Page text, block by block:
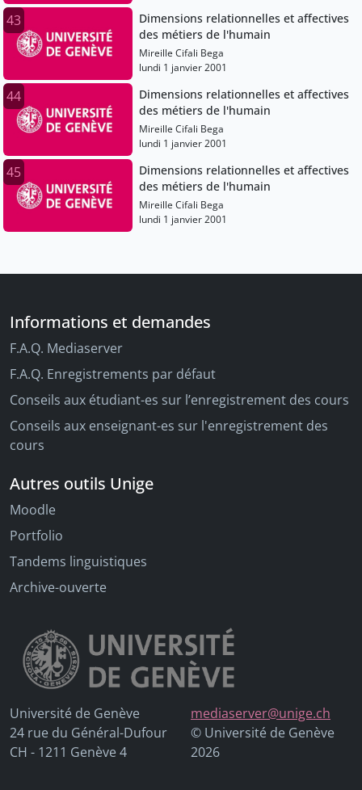
43
Dimensions relationnelles et affectives
des métiers de l'humain
Mireille Cifali Bega
lundi 1 janvier 2001
44
Dimensions relationnelles et affectives
des métiers de l'humain
Mireille Cifali Bega
lundi 1 janvier 2001
45
Dimensions relationnelles et affectives
des métiers de l'humain
Mireille Cifali Bega
lundi 1 janvier 2001
Informations et demandes
F.A.Q. Mediaserver
F.A.Q. Enregistrements par défaut
Conseils aux étudiant-es sur l’enregistrement des cours
Conseils aux enseignant-es sur l'enregistrement des
cours
Autres outils Unige
Moodle
Portfolio
Tandems linguistiques
Archive-ouverte
Université de Genève
24 rue du Général-Dufour
CH - 1211 Genève 4
mediaserver@unige.ch
© Université de Genève
2026